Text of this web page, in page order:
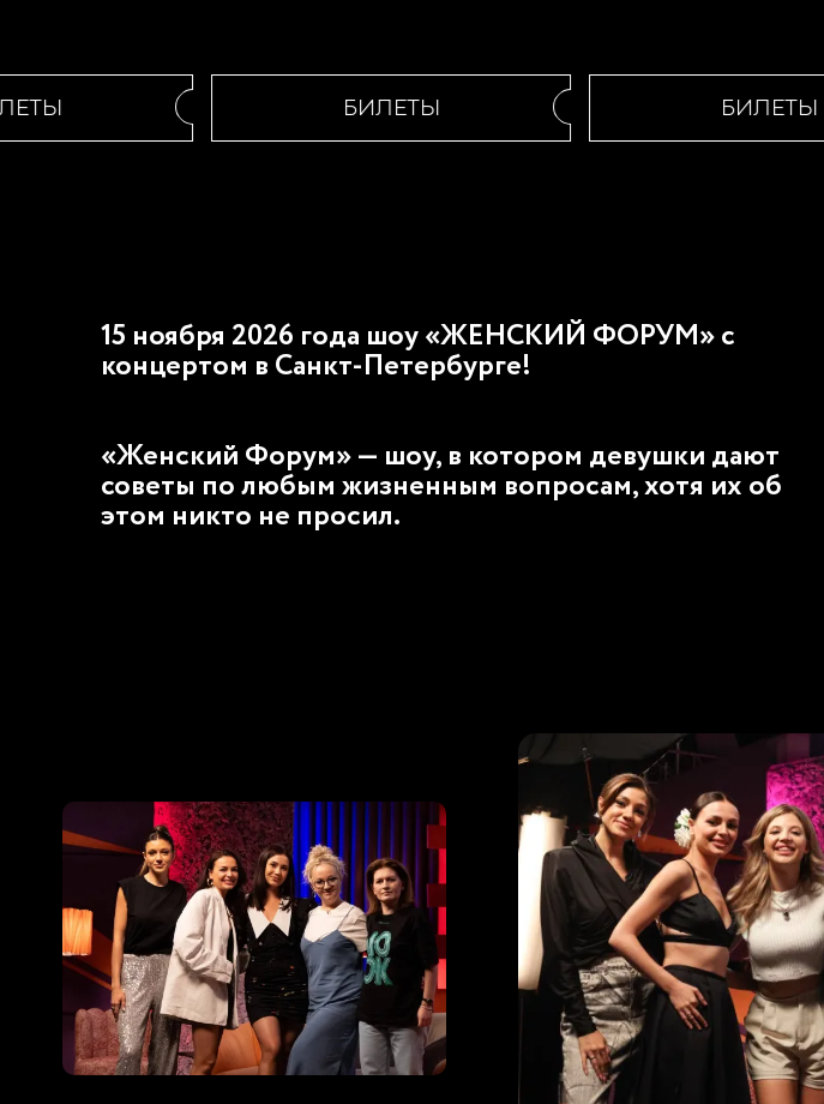
БИЛЕТЫ БИЛЕТЫ
15 ноября 2026 года шоу «ЖЕНСКИЙ ФОРУМ» с
концертом в Санкт-Петербурге!
«Женский Форум» — шоу, в котором девушки дают
советы по любым жизненным вопросам, хотя их об
этом никто не просил.